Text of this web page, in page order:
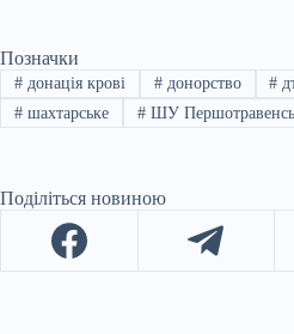
Позначки
#донація крові #донорство #
#шахтарське #ШУ
Поділіться новиною